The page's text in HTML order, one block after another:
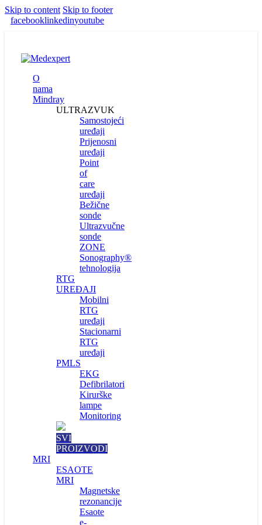
Skip to content Skip to footer
facebooklinkedinyoutube
O
nama
Mindray
ULTRAZVUK
Samostojeći
uređaji
Prijenosni
uređaji
Point
of
care
uređaji
Bežične
sonde
Ultrazvučne
sonde
ZONE
Sonography®
tehnologija
RTG
UREĐAJI
Mobilni
RTG
uređaji
Stacionarni
RTG
uređaji
PMLS
EKG
Defibrilatori
Kirurške
lampe
Monitoring
SVI
PROIZVODI
MRI
ESAOTE
MRI
Magnetske
rezonancije
Esaote
e-